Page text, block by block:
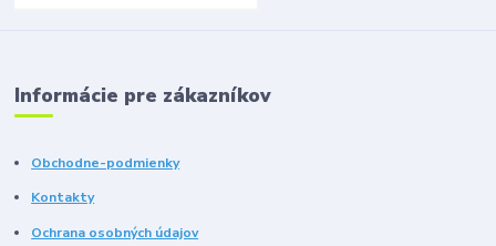
Informácie pre zákazníkov
Obchodne-podmienky
Kontakty
Ochrana osobných údajov